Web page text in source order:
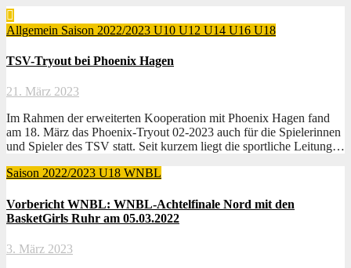
Allgemein Saison 2022/2023 U10 U12 U14 U16 U18
TSV-Tryout bei Phoenix Hagen
21. März 2023
Im Rahmen der erweiterten Kooperation mit Phoenix Hagen fand
am 18. März das Phoenix-Tryout 02-2023 auch für die Spielerinnen
und Spieler des TSV statt. Seit kurzem liegt die sportliche Leitung…
Saison 2022/2023 U18 WNBL
Vorbericht WNBL: WNBL-Achtelfinale Nord mit den
BasketGirls Ruhr am 05.03.2022
3. März 2023